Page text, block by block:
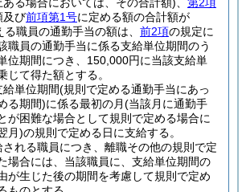
及び前項第1号に定める額の合計額が
職員の通勤手当の額は、 前2項の規定に
職員の通勤手当に係る支給単位期間のう
位期間につき、150,000円に当該支給単
じて得た額とする。
単位期間(規則で定める通勤手当にあっ
る期間)に係る最初の月(当該月に通勤手
が困難な場合として規則で定める場合に
月)の規則で定める日に支給する。
れる職員につき、離職その他の規則で定
場合には、当該職員に、支給単位期間の
が生じた後の期間を考慮して規則で定め